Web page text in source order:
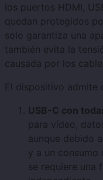
los puertos HDMI,
quedan protegidos
solo garantiza una
también evita la
causada por los
El dispositivo admite
USB-C con
para vídeo,
aunque debido
y a un consumo
se requiere una